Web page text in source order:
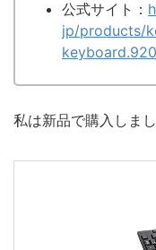
公式サイト：
jp/products/
私は新品で購入しま